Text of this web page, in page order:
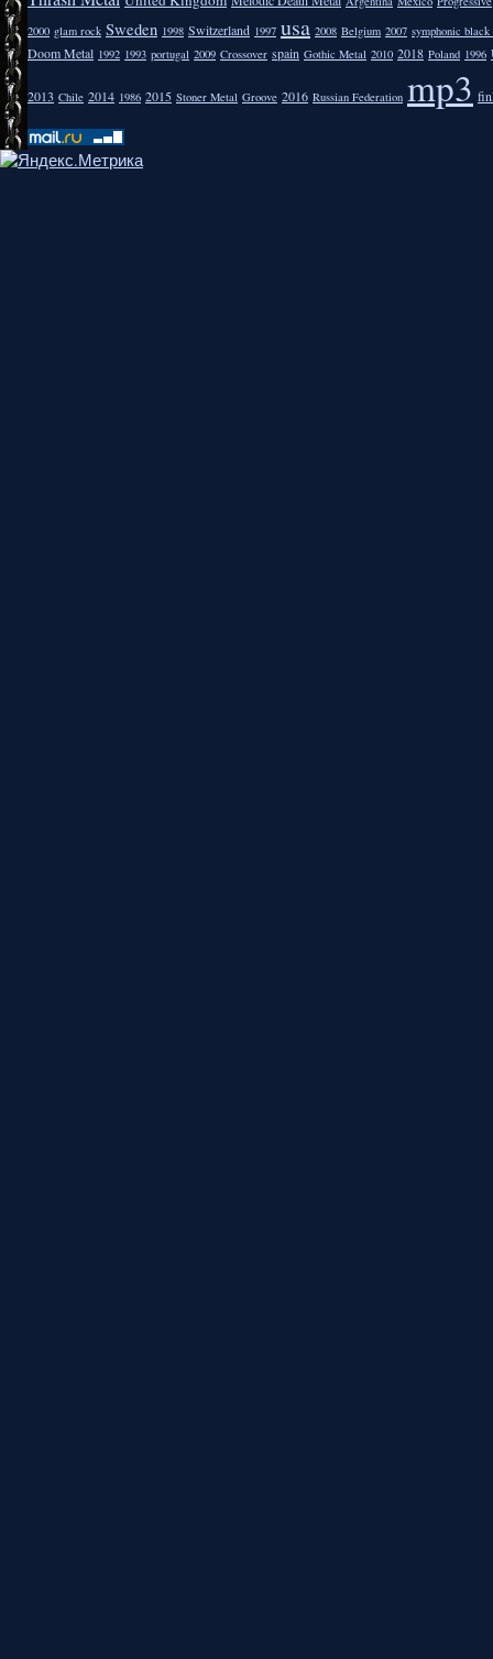
2000 glam rock Sweden 1998 Switzerland 1997 usa 2008 Belgium 2007 symphonic
Doom Metal 1992 1993 portugal 2009 Crossover spain Gothic Metal 2010 2018 Poland 1996
2013 Chile 2014 1986 2015 Stoner Metal Groove 2016 Russian Federation mp3